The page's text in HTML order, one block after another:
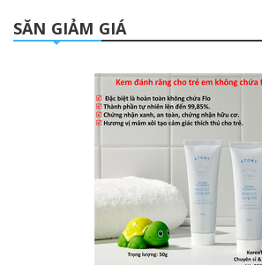
SĂN GIẢM GIÁ